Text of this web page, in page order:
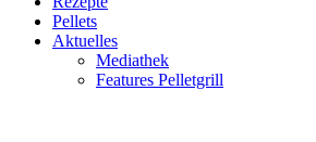
Pellets
Aktuelles
Mediathek
Features Pelletgrill